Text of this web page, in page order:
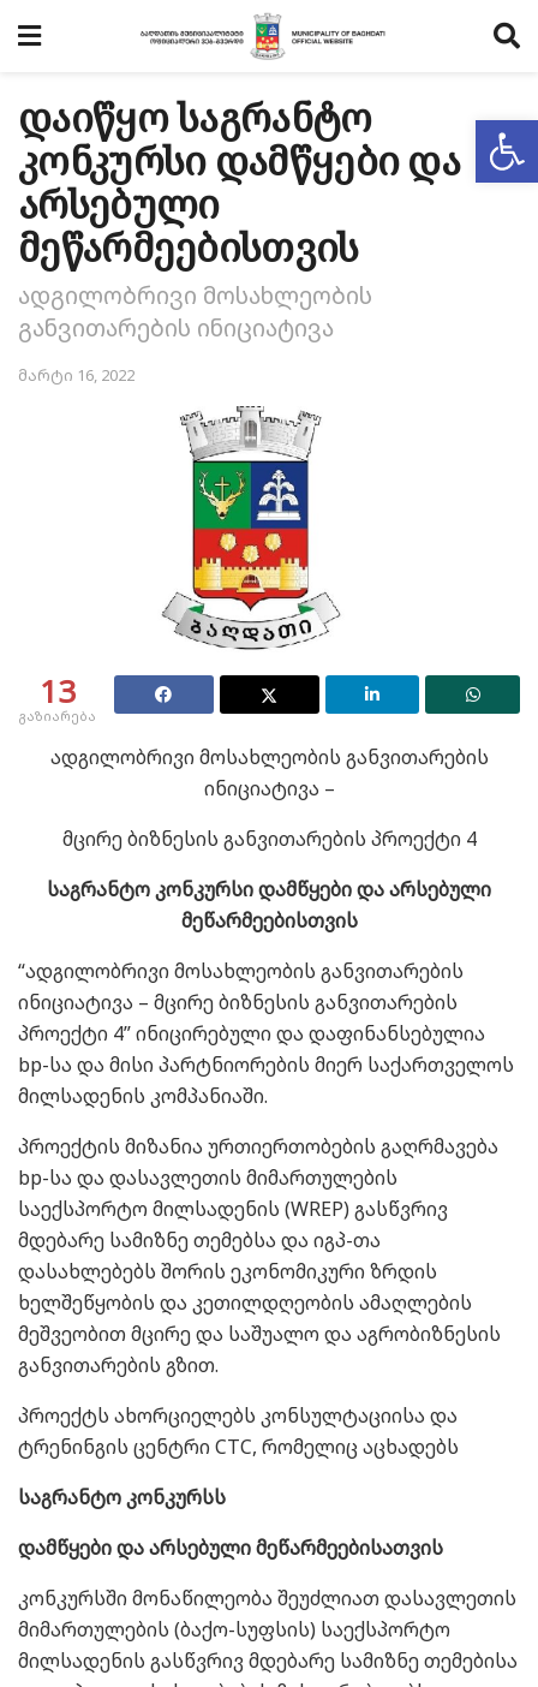
დაიწყო საგრანტო
კონკურსი დამწყები და
არსებული
მეწარმეებისთვის
ადგილობრივი მოსახლეობის
განვითარების ინიციატივა
მარტი 16, 2022
13
გაზიარება
ადგილობრივი მოსახლეობის განვითარების
ინიციატივა –
მცირე ბიზნესის განვითარების პროექტი 4
საგრანტო კონკურსი დამწყები და არსებული
მეწარმეებისთვის
“ადგილობრივი მოსახლეობის განვითარების
ინიციატივა – მცირე ბიზნესის განვითარების
პროექტი 4” ინიცირებული და დაფინანსებულია
bp-სა და მისი პარტნიორების მიერ საქართველოს
მილსადენის კომპანიაში.
პროექტის მიზანია ურთიერთობების გაღრმავება
bp-სა და დასავლეთის მიმართულების
საექსპორტო მილსადენის (WREP) გასწვრივ
მდებარე სამიზნე თემებსა და იგპ-თა
დასახლებებს შორის ეკონომიკური ზრდის
ხელშეწყობის და კეთილდღეობის ამაღლების
მეშვეობით მცირე და საშუალო და აგრობიზნესის
განვითარების გზით.
პროექტს ახორციელებს კონსულტაციისა და
ტრენინგის ცენტრი CTC, რომელიც აცხადებს
საგრანტო კონკურსს
დამწყები და არსებული მეწარმეებისათვის
კონკურსში მონაწილეობა შეუძლიათ დასავლეთის
მიმართულების (ბაქო-სუფსის) საექსპორტო
მილსადენის გასწვრივ მდებარე სამიზნე თემებისა